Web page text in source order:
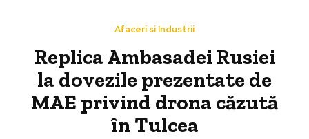
Afaceri si Industrii
Replica Ambasadei Rusiei
la dovezile prezentate de
MAE privind drona căzută
în Tulcea